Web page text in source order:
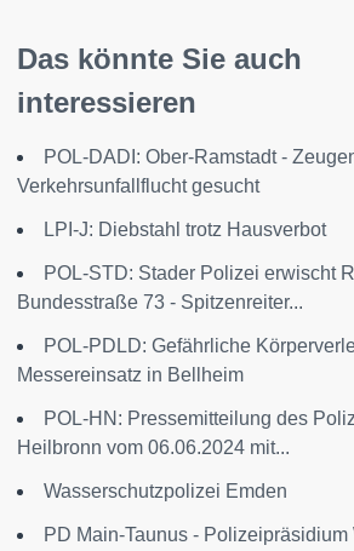
Das könnte Sie auch
interessieren
POL-DADI: Ober-Ramstadt -
Verkehrsunfallflucht gesucht
LPI-J: Diebstahl trotz Hausverbot
POL-STD: Stader Polizei erwischt
Bundesstraße 73 - Spitzenreiter...
POL-PDLD: Gefährliche
Messereinsatz in Bellheim
POL-HN: Pressemitteilung des
Heilbronn vom 06.06.2024 mit...
Wasserschutzpolizei Emden
PD Main-Taunus - Polizeipräsidium